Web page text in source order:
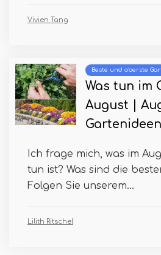
Vivien Tang
Beste und oberste
Was tun im
August |
Gartenideen
Ich frage mich, was im
tun ist? Was sind die
Folgen Sie unserem...
Lilith Ritschel